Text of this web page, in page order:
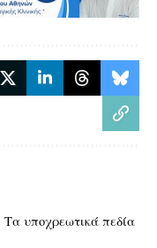
Τα υποχρεωτικά πεδία